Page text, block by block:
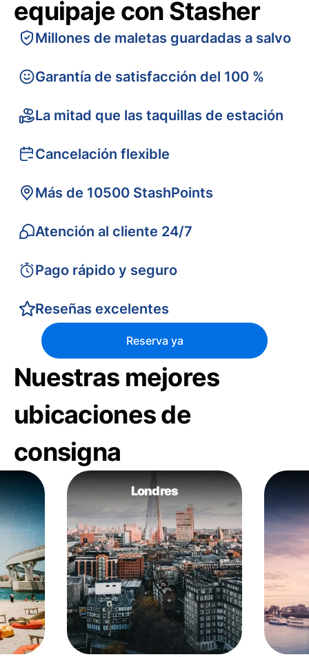
equipaje con Stasher
Millones de maletas guardadas a salvo
Garantía de satisfacción del 100 %
La mitad que las taquillas de estación
Cancelación flexible
Más de 10500 StashPoints
Atención al cliente 24/7
Pago rápido y seguro
Reseñas excelentes
Reserva ya
Nuestras mejores
ubicaciones de
consigna
Londres